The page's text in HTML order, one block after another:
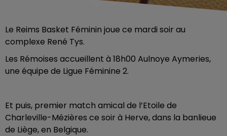
Le Reims Basket Féminin joue ce mardi soir au
complexe René Tys.
Les Rémoises accueillent à 18h00 Aulnoye Aymeries,
une équipe de Ligue Féminine 2.
Et puis, premier match amical de l’Etoile de
Charleville-Mézières ce soir à Herve, dans la banlieue
de Liège, en Belgique.